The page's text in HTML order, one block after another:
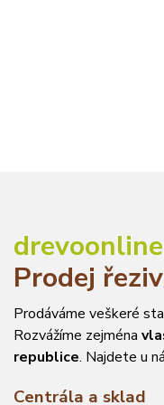
Prodej
Prodáváme veškeré
Rozvážíme zejména
republice. Najdete u
Centrála a sklad